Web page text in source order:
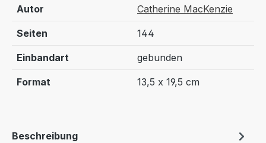
Autor Catherine MacKenzie
Seiten 144
Einbandart gebunden
Format 13,5 x 19,5 cm
Beschreibung